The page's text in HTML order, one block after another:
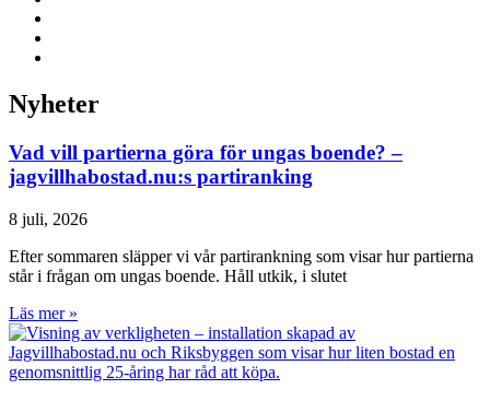
Nyheter
Vad vill partierna göra för ungas boende? –
jagvillhabostad.nu:s partiranking
8 juli, 2026
Efter sommaren släpper vi vår partirankning som visar hur partierna
står i frågan om ungas boende. Håll utkik, i slutet
Läs mer »